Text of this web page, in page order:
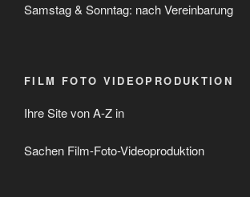
Samstag & Sonntag: nach Vereinbarung
FILM FOTO VIDEOPRODUKTION
Ihre Site von A-Z in
Sachen Film-Foto-Videoproduktion